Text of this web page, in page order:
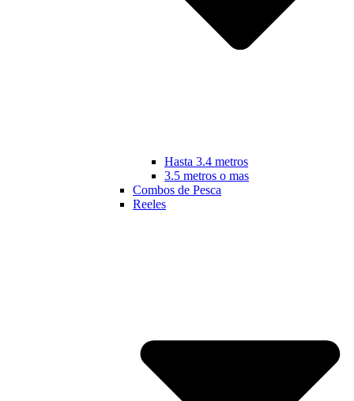
Hasta 3.4 metros
3.5 metros o mas
Combos de Pesca
Reeles